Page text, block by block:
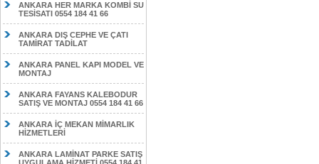
ANKARA HER MARKA KOMBİ SU
TESİSATI 0554 184 41 66
ANKARA DIŞ CEPHE VE ÇATI
TAMİRAT TADİLAT
ANKARA PANEL KAPI MODEL VE
MONTAJ
ANKARA FAYANS KALEBODUR
SATIŞ VE MONTAJ 0554 184 41 66
ANKARA İÇ MEKAN MİMARLIK
HİZMETLERİ
ANKARA LAMİNAT PARKE SATIŞ